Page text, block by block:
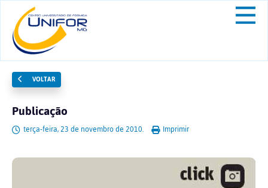
VOLTAR
Publicação
terça-feira, 23 de novembro de 2010. Imprimir